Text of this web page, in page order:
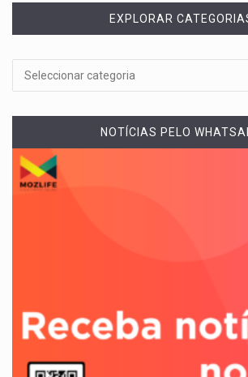
EXPLORAR
NOTÍCIAS PELO